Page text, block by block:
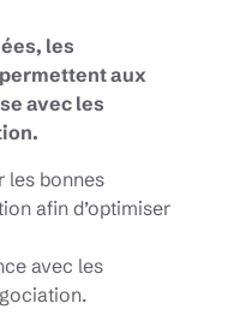
les
aux
avec les
les bonnes
afin d’optimiser
avec les